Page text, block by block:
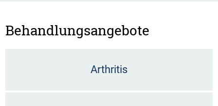
Behandlungsangebote
Arthritis